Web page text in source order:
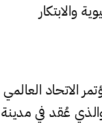
والابتكار
الاتحاد العالمي
عُقد في مدينة